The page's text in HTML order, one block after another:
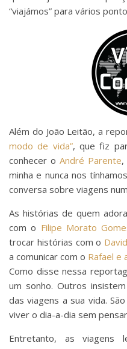
“viajámos” para vários
Além do João Leitão, a
modo de vida”, que fiz
conhecer o André Parente,
minha e nunca nos
conversa sobre viagens
As histórias de quem
com o Filipe Morato
trocar histórias com o
a comunicar com o Rafael e
Como disse nessa
um sonho. Outros
das viagens a sua vida.
viver o dia-a-dia sem
Entretanto, as viagens